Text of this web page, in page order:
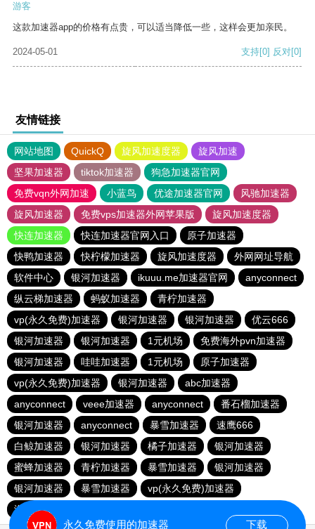
游客
这款加速器app的价格有点贵，可以适当降低一些，这样会更加亲民。
2024-05-01 支持[0] 反对[0]
友情链接
网站地图 QuickQ 旋风加速度器
旋风加速
坚果加速器
tiktok加速器
狗急加速器官网
免费vqn外网加速
小蓝鸟 优途加速器官网
风驰加速器
旋风加速器
免费vps加速器外网苹果版
旋风加速度器
快连加速器
快连加速器官网入口
原子加速器
快鸭加速器
快柠檬加速器 旋风加速度器
外网网址导航
软件中心
银河加速器 ikuuu.me加速器官网
anyconnect
纵云梯加速器
蚂蚁加速器
青柠加速器
vp(永久免费)加速器
银河加速器 银河加速器
优云666
银河加速器
银河加速器 1元机场
免费海外pvn加速器
银河加速器
哇哇加速器 1元机场
原子加速器
vp(永久免费)加速器
银河加速器
abc加速器
anyconnect
veee加速器 anyconnect
番石榴加速器
银河加速器
anyconnect 暴雪加速器
速鹰666
白鲸加速器
银河加速器 橘子加速器
银河加速器
蜜蜂加速器
青柠加速器 暴雪加速器
银河加速器
银河加速器
暴雪加速器
vp(永久免费)加速器
海外梯子官网
永久免费使用的加速器 下载